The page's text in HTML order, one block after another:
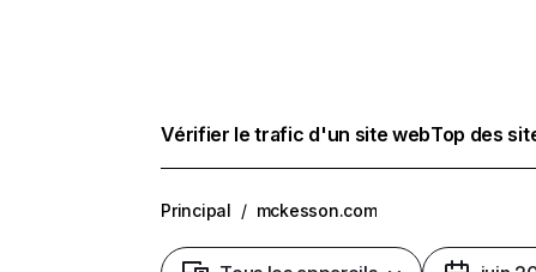
Vérifier le trafic d'un site webTop des
Principal / mckesson.com